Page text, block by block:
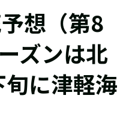
想（第8
ズンは北
に津軽海